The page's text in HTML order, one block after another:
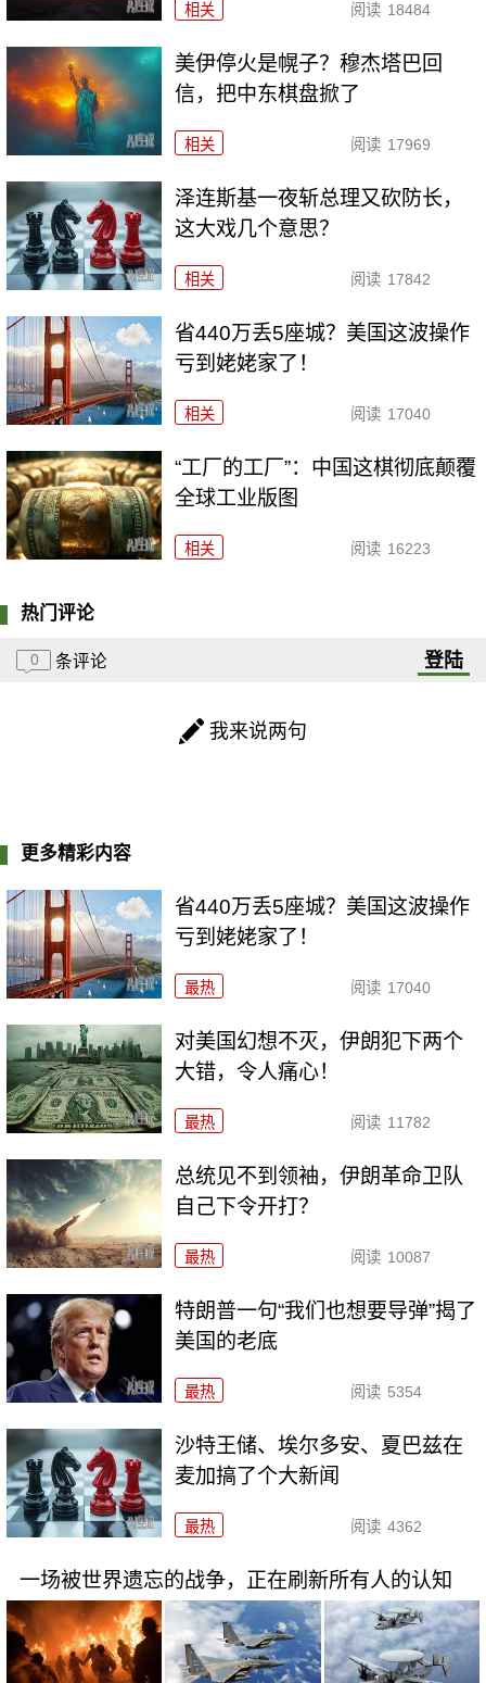
相关 阅读 18484
美伊停火是幌子？穆杰塔巴回
信，把中东棋盘掀了
相关 阅读 17969
泽连斯基一夜斩总理又砍防长，
这大戏几个意思？
相关 阅读 17842
省440万丢5座城？美国这波操作
亏到姥姥家了！
相关 阅读 17040
“工厂的工厂”：中国这棋彻底颠覆
全球工业版图
相关 阅读 16223
热门评论
0 条评论 登陆
我来说两句
更多精彩内容
省440万丢5座城？美国这波操作
亏到姥姥家了！
最热 阅读 17040
对美国幻想不灭，伊朗犯下两个
大错，令人痛心！
最热 阅读 11782
总统见不到领袖，伊朗革命卫队
自己下令开打？
最热 阅读 10087
特朗普一句“我们也想要导弹”揭了
美国的老底
最热 阅读 5354
沙特王储、埃尔多安、夏巴兹在
麦加搞了个大新闻
最热 阅读 4362
一场被世界遗忘的战争，正在刷新所有人的认知